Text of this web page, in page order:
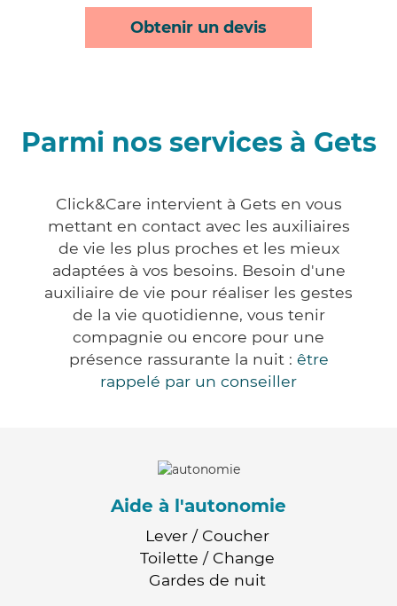
Obtenir un devis
Parmi nos services à Gets
Click&Care intervient à Gets en vous
mettant en contact avec les auxiliaires
de vie les plus proches et les mieux
adaptées à vos besoins. Besoin d'une
auxiliaire de vie pour réaliser les gestes
de la vie quotidienne, vous tenir
compagnie ou encore pour une
présence rassurante la nuit : être
rappelé par un conseiller
Aide à l'autonomie
Lever / Coucher
Toilette / Change
Gardes de nuit